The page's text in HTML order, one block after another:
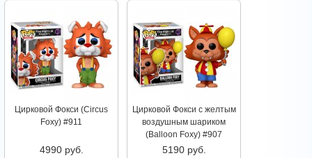
Цирковой Фокси (Circus
Foxy) #911
4990 руб.
Цирковой Фокси с желтым
воздушным шариком
(Balloon Foxy) #907
5190 руб.